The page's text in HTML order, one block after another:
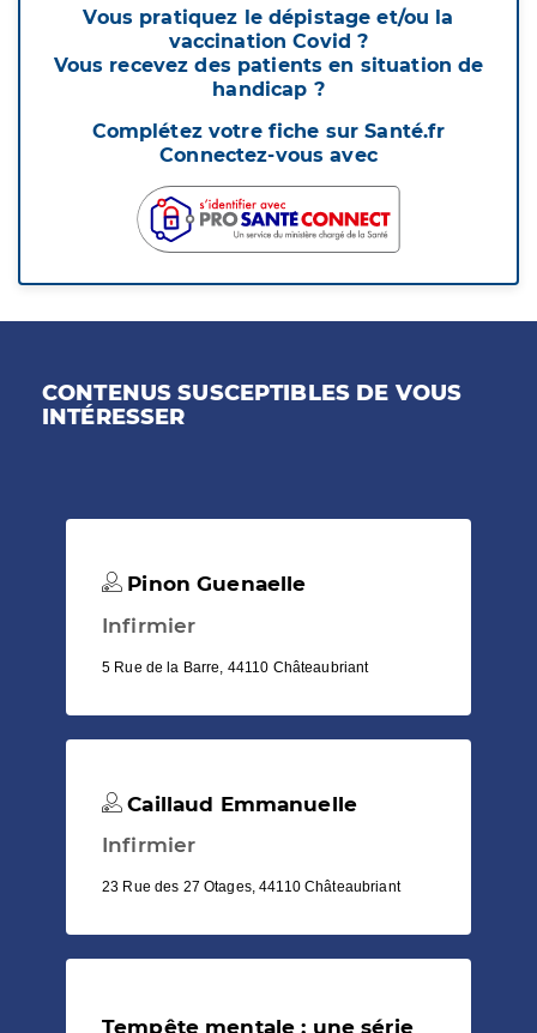
Vous pratiquez le dépistage et/ou la
vaccination Covid ?
Vous recevez des patients en situation de
handicap ?
Complétez votre fiche sur Santé.fr
Connectez-vous avec
CONTENUS SUSCEPTIBLES DE VOUS
INTÉRESSER
Pinon Guenaelle
Infirmier
5 Rue de la Barre, 44110 Châteaubriant
Caillaud Emmanuelle
Infirmier
23 Rue des 27 Otages, 44110 Châteaubriant
Tempête mentale : une série